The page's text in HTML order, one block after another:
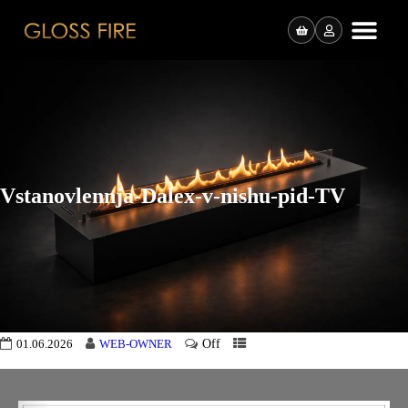
Vstanovlennja-Dalex-v-nishu-pid-TV
01.06.2026 WEB-OWNER Off